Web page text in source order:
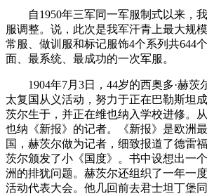
自1950年三军同一军服制式以来，我
服调整。说，此次是我军汗青上最大规
常服、做训服和标记服饰4个系列共644
面、最系统、最成功的一次军服。
1904年7月3日，44岁的西奥多·赫茨
太复国从义活动，努力于正在巴勒斯坦
茨尔生于，并正在维也纳入学校进修。
也纳《新报》的记者。《新报》是欧洲
国，赫茨尔做为记者，细致报道了德雷
茨尔颁发了小《国度》。书中设想出一
洲的排犹问题。赫茨尔还组织了一年一
活动代表大会。他几回前去君士坦丁堡